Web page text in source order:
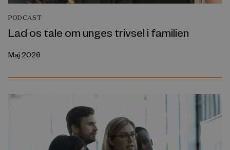
PODCAST
Lad os tale om unges trivsel i familien
Maj 2026